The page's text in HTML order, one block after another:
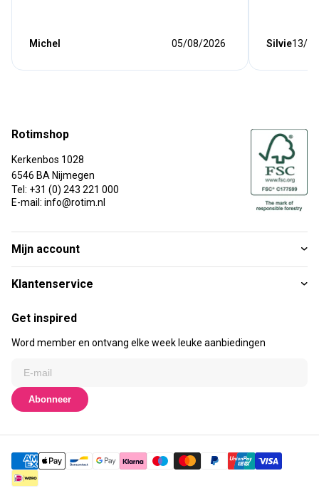
Michel 05/08/2026 Silvie13/
Rotimshop
Kerkenbos 1028
6546 BA Nijmegen
Tel: +31 (0) 243 221 000
E-mail: info@rotim.nl
Mijn account
Klantenservice
Get inspired
Word member en ontvang elke week leuke aanbiedingen
Abonneer